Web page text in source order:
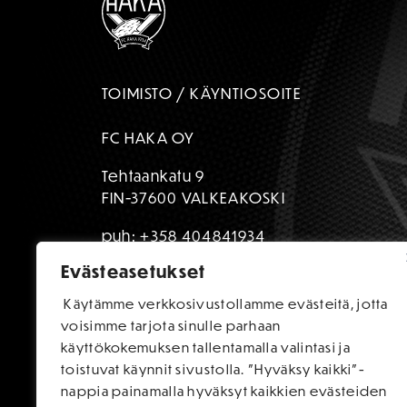
Evästeasetukset
Käytämme verkkosivustollamme evästeitä, jotta
voisimme tarjota sinulle parhaan
käyttökokemuksen tallentamalla valintasi ja
toistuvat käynnit sivustolla. "Hyväksy kaikki"-
nappia painamalla hyväksyt kaikkien evästeiden
TOIMISTO / KÄYNTIOSOITE
FC HAKA OY
Tehtaankatu 9
FIN-37600 VALKEAKOSKI
puh:+358 404841934
toimisto@fchaka.fi